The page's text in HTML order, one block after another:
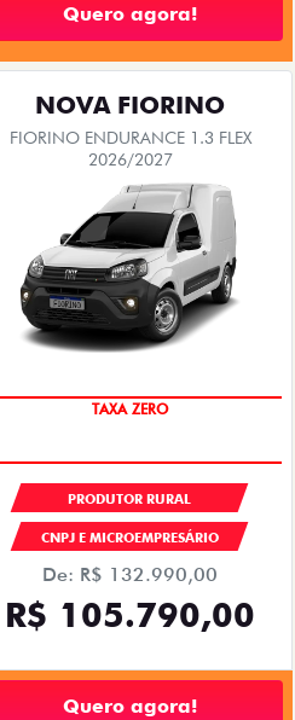
Quero agora!
NOVA FIORINO
FIORINO ENDURANCE 1.3 FLEX
2026/2027
TAXA ZERO
PRODUTOR RURAL
CNPJ E MICROEMPRESÁRIO
De: R$ 132.990,00
R$ 105.790,00
Quero agora!